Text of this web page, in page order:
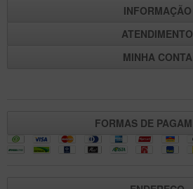
INFORMAÇÃO
ATENDIMENTO
MINHA CONTA
FORMAS DE